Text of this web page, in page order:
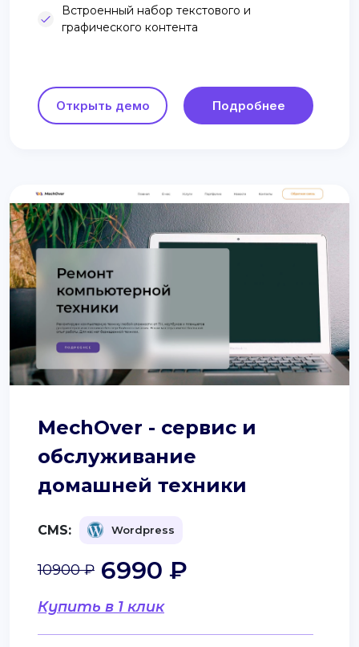
Встроенный набор текстового и
графического контента
Открыть демо Подробнее
MechOver - сервис и
обслуживание
домашней техники
CMS: Wordpress
Купить в 1 клик
10900 ₽ 6990 ₽